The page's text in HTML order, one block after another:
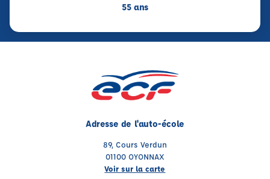
55 ans
Adresse de l'auto-école
89, Cours Verdun
01100 OYONNAX
Voir sur la carte